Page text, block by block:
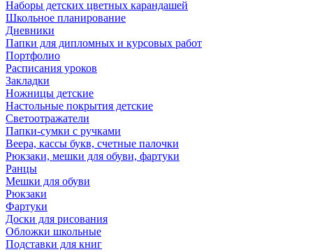
Наборы детских цветных карандашей
Школьное планирование
Дневники
Папки для дипломных и курсовых работ
Портфолио
Расписания уроков
Закладки
Ножницы детские
Настольные покрытия детские
Светоотражатели
Папки-сумки с ручками
Веера, кассы букв, счетные палочки
Рюкзаки, мешки для обуви, фартуки
Ранцы
Мешки для обуви
Рюкзаки
Фартуки
Доски для рисования
Обложки школьные
Подставки для книг